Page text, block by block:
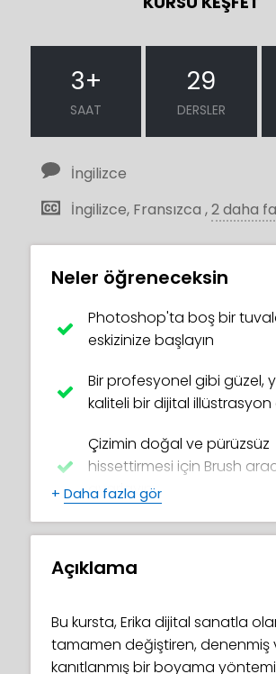
3+
SAAT
29
DERSLER
İngilizce
İngilizce, Fransızca ,2 daha
Neler öğreneceksin
Photoshop'ta boş bir
eskizinize başlayın
Bir profesyonel gibi güzel,
kaliteli bir dijital illüstrasyon
Çizimin doğal ve pürüzsüz
hissettirmesi için Brush
ayarlayın
uyumlu bir bütün haline
Hızlı ve kolay ayarlamalar
+ Daha fazla gör
Açıklama
Bu kursta, Erika dijital sanatla
tamamen değiştiren, denenmiş
kanıtlanmış bir boyama